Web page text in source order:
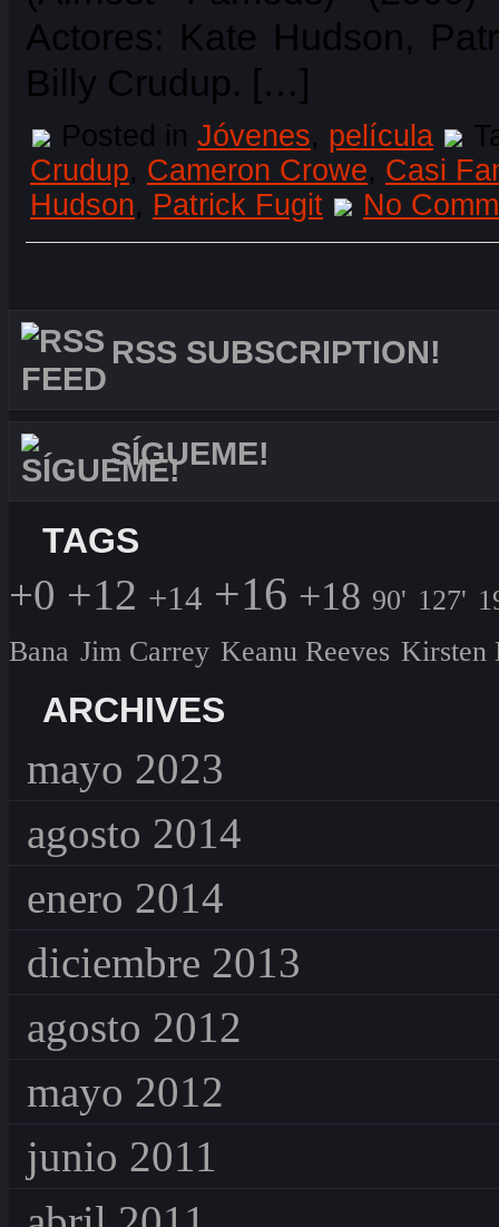
Actores: Kate Hudson,
Billy Crudup. […]
Posted in Jóvenes, película
Crudup, Cameron Crowe, Casi
Hudson, Patrick Fugit No
RSS SUBSCRIPTION!
SÍGUEME!
TAGS
+0 +12 +14 +16 +18 90' 127'
Bana Jim Carrey Keanu Reeves Kirsten
ARCHIVES
mayo 2023
agosto 2014
enero 2014
diciembre 2013
agosto 2012
mayo 2012
junio 2011